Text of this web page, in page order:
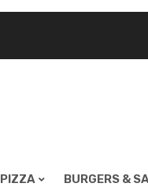
PIZZA BURGERS &